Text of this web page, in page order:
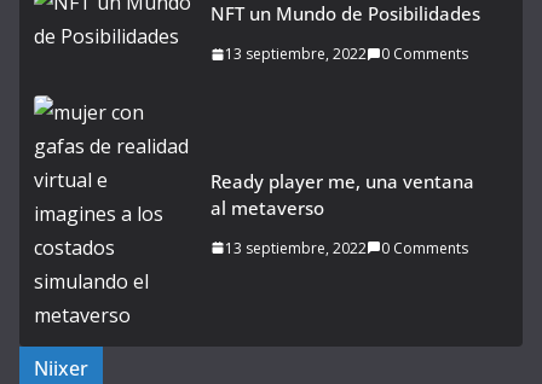
NFT un Mundo de Posibilidades
13 septiembre, 2022 0 Comments
Ready player me, una ventana
al metaverso
13 septiembre, 2022 0 Comments
Niixer